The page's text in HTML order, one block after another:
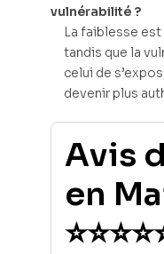
vulnérabilité ?
La faiblesse
tandis que la
celui de
devenir plus
Avis
en